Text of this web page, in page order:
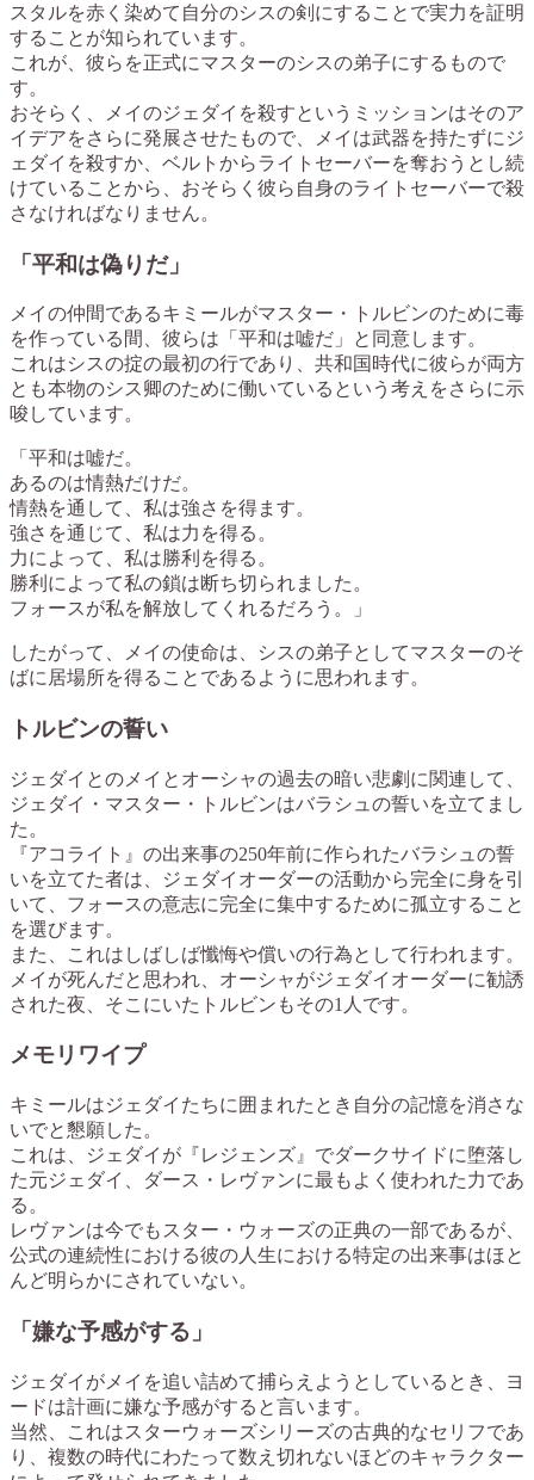
スタルを赤く染めて自分のシスの剣にすることで実力を証明
することが知られています。
これが、彼らを正式にマスターのシスの弟子にするもので
す。
おそらく、メイのジェダイを殺すというミッションはそのア
イデアをさらに発展させたもので、メイは武器を持たずにジ
ェダイを殺すか、ベルトからライトセーバーを奪おうとし続
けていることから、おそらく彼ら自身のライトセーバーで殺
さなければなりません。
「平和は偽りだ」
メイの仲間であるキミールがマスター・トルビンのために毒
を作っている間、彼らは「平和は嘘だ」と同意します。
これはシスの掟の最初の行であり、共和国時代に彼らが両方
とも本物のシス卿のために働いているという考えをさらに示
唆しています。
「平和は嘘だ。
あるのは情熱だけだ。
情熱を通して、私は強さを得ます。
強さを通じて、私は力を得る。
力によって、私は勝利を得る。
勝利によって私の鎖は断ち切られました。
フォースが私を解放してくれるだろう。」
したがって、メイの使命は、シスの弟子としてマスターのそ
ばに居場所を得ることであるように思われます。
トルビンの誓い
ジェダイとのメイとオーシャの過去の暗い悲劇に関連して、
ジェダイ・マスター・トルビンはバラシュの誓いを立てまし
た。
『アコライト』の出来事の250年前に作られたバラシュの誓
いを立てた者は、ジェダイオーダーの活動から完全に身を引
いて、フォースの意志に完全に集中するために孤立すること
を選びます。
また、これはしばしば懺悔や償いの行為として行われます。
メイが死んだと思われ、オーシャがジェダイオーダーに勧誘
された夜、そこにいたトルビンもその1人です。
メモリワイプ
キミールはジェダイたちに囲まれたとき自分の記憶を消さな
いでと懇願した。
これは、ジェダイが『レジェンズ』でダークサイドに堕落し
た元ジェダイ、ダース・レヴァンに最もよく使われた力であ
る。
レヴァンは今でもスター・ウォーズの正典の一部であるが、
公式の連続性における彼の人生における特定の出来事はほと
んど明らかにされていない。
「嫌な予感がする」
ジェダイがメイを追い詰めて捕らえようとしているとき、ヨ
ードは計画に嫌な予感がすると言います。
当然、これはスターウォーズシリーズの古典的なセリフであ
り、複数の時代にわたって数え切れないほどのキャラクター